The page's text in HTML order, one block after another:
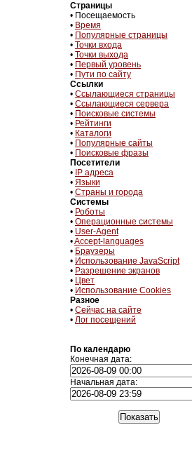
Страницы
• Посещаемость
• Время
• Популярные страницы
• Точки входа
• Точки выхода
• Первый уровень
• Пути по сайту
Ссылки
• Ссылающиеся страницы
• Ссылающиеся сервера
• Поисковые системы
• Рейтинги
• Каталоги
• Популярные сайты
• Поисковые фразы
Посетители
• IP адреса
• Языки
• Страны и города
Системы
• Роботы
• Операционные системы
• User-Agent
•Accept-languages
• Браузеры
• Использование JavaScript
• Разрешение экранов
• Цвет
• Использование Cookies
Разное
• Сейчас на сайте
• Лог посещений
По календарю
Конечная дата:
Начальная дата: